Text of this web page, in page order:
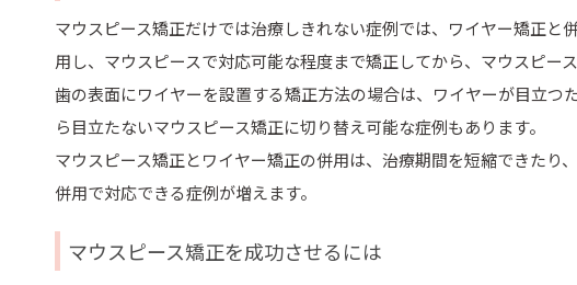
マウスピース矯正だけでは治療しきれない症例では、ワイヤー矯正
用し、マウスピースで対応可能な程度まで矯正してから、マウスピー
歯の表面にワイヤーを設置する矯正方法の場合は、ワイヤーが目立
ら目立たないマウスピース矯正に切り替え可能な症例もあります。
マウスピース矯正とワイヤー矯正の併用は、治療期間を短縮できた
併用で対応できる症例が増えます。
マウスピース矯正を成功させるには